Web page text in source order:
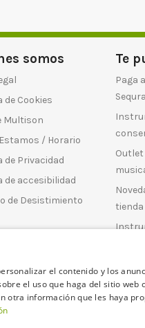
somos
de Cookies
Multison
/ Horario
de Privacidad
de accesibilidad
de Desistimiento
Te
Paga
Sequra
tienda
en
- Promusica
el contenido y los
el uso que haga del sitio
otra información que les haya